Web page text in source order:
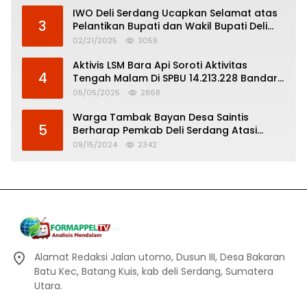
3
IWO Deli Serdang Ucapkan Selamat atas
Pelantikan Bupati dan Wakil Bupati Deli
Serdang
02/21/2025 3059
4
Aktivis LSM Bara Api Soroti Aktivitas
Tengah Malam Di SPBU 14.213.228 Bandar
Tinggi
05/05/2025 2868
5
Warga Tambak Bayan Desa Saintis
Berharap Pemkab Deli Serdang Atasi
Banjir
09/15/2024 2342
Alamat Redaksi Jalan utomo, Dusun III, Desa Bakaran
Batu Kec, Batang Kuis, kab deli Serdang, Sumatera
Utara.